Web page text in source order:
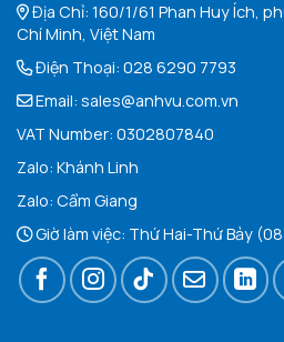
Địa Chỉ: 160/1/61 Phan Huy Ích,
Chí Minh, Việt Nam
Điện Thoại: 028 6290 7793
Email: sales@anhvu.com.vn
VAT Number: 0302807840
Zalo: Khánh Linh
Zalo: Cẩm Giang
Giờ làm việc: Thứ Hai-Thứ Bảy